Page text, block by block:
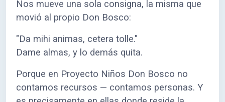
Nos mueve una sola consigna, la misma que
movió al propio Don Bosco:
"Da mihi animas, cetera tolle."
Dame almas, y lo demás quita.
Porque en Proyecto Niños Don Bosco no
contamos recursos — contamos personas. Y